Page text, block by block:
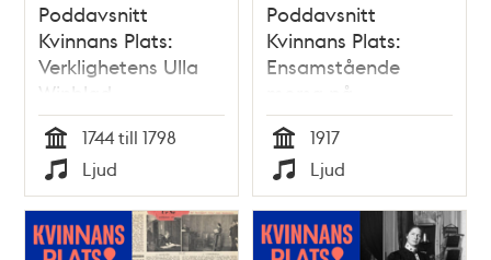
Poddavsnitt
Kvinnans Plats:
Verklighetens Ulla
Winblad –
synderska, gudinna
och influencer på
1700-talets horbaler
Tid
1744 till 1798
Typ
Ljud
Poddavsnitt
Kvinnans Plats:
Ensamstående
morsa på
Stigberget, 1917
Tid
1917
Typ
Ljud